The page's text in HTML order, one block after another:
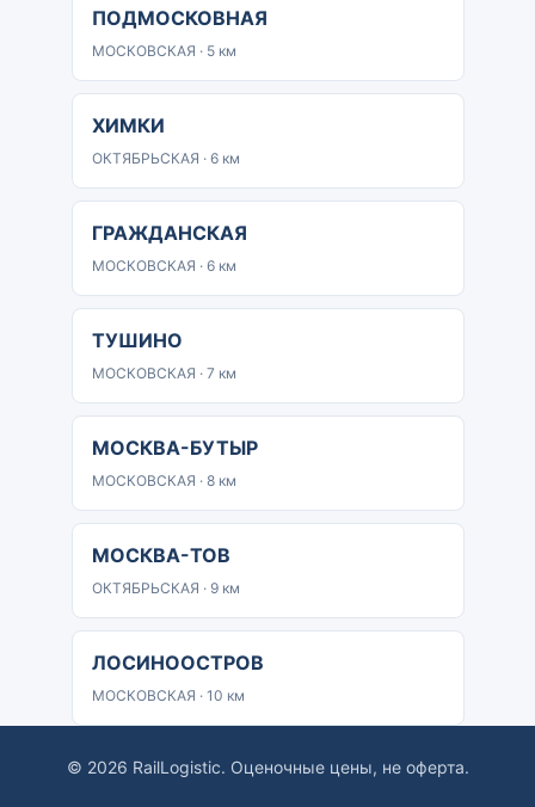
ПОДМОСКОВНАЯ
МОСКОВСКАЯ · 5 км
ХИМКИ
ОКТЯБРЬСКАЯ · 6 км
ГРАЖДАНСКАЯ
МОСКОВСКАЯ · 6 км
ТУШИНО
МОСКОВСКАЯ · 7 км
МОСКВА-БУТЫР
МОСКОВСКАЯ · 8 км
МОСКВА-ТОВ
ОКТЯБРЬСКАЯ · 9 км
ЛОСИНООСТРОВ
МОСКОВСКАЯ · 10 км
© 2026 RailLogistic. Оценочные цены, не оферта.